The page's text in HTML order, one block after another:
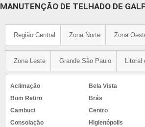
MANUTENÇÃO DE TELHADO DE
Região Central Zona Norte Zona
Zona Leste Grande São Paulo Litoral
Aclimação
Bela Vista
Bom Retiro
Brás
Cambuci
Centro
Consolação
Higienópolis